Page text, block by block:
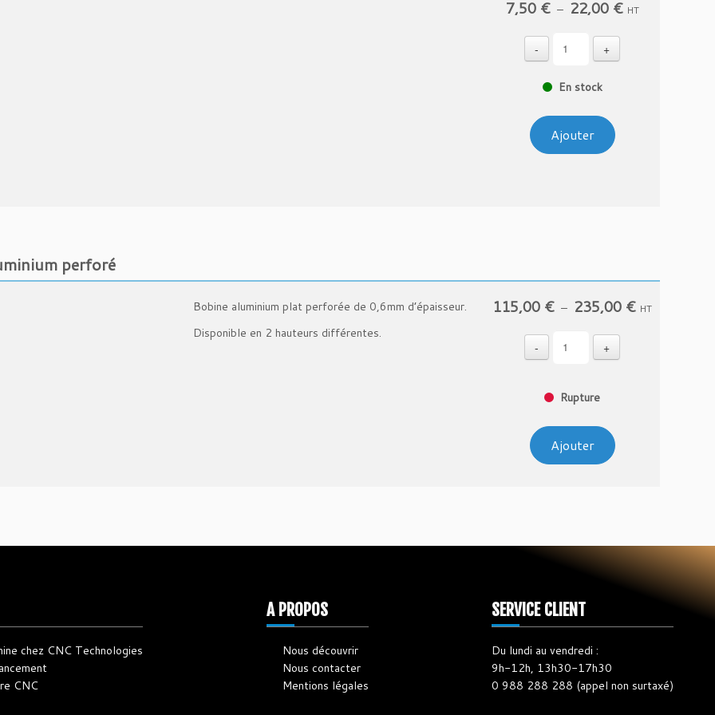
7,50 € – 22,00 €Plage
HT
- +
En stock
Ajouter
perforé
Bobine aluminium plat perforée de 0,6mm d’épaisseur.
Disponible en 2 hauteurs différentes.
115,00 € – 235,00 €Plage
HT
- +
Rupture
Ajouter
chez CNC Technologies
CNC
A PROPOS
Nous découvrir
Nous contacter
Mentions légales
SERVICE CLIENT
Du lundi au vendredi :
9h-12h, 13h30-17h30
0 988 288 288 (appel non surtaxé)